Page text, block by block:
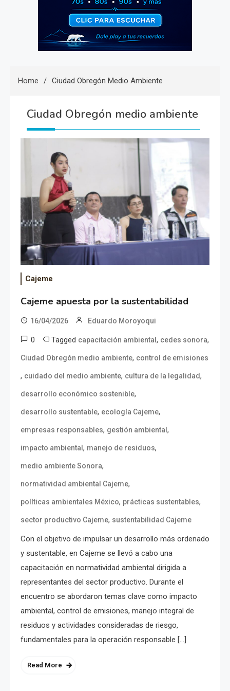
Home Ciudad Obregón Medio Ambiente
Ciudad Obregón medio ambiente
Cajeme
Cajeme apuesta por la sustentabilidad
16/04/2026 Eduardo Moroyoqui
0 Tagged capacitación ambiental, cedes sonora,
Ciudad Obregón medio ambiente, control de emisiones
, cuidado del medio ambiente, cultura de la legalidad,
desarrollo económico sostenible,
desarrollo sustentable, ecología Cajeme,
empresas responsables, gestión ambiental,
impacto ambiental, manejo de residuos,
medio ambiente Sonora,
normatividad ambiental Cajeme,
políticas ambientales México, prácticas sustentables,
sector productivo Cajeme, sustentabilidad Cajeme
Con el objetivo de impulsar un desarrollo más ordenado
y sustentable, en Cajeme se llevó a cabo una
capacitación en normatividad ambiental dirigida a
representantes del sector productivo. Durante el
encuentro se abordaron temas clave como impacto
ambiental, control de emisiones, manejo integral de
residuos y actividades consideradas de riesgo,
fundamentales para la operación responsable […]
Read More